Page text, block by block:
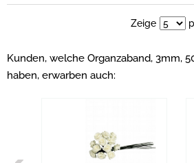
Zeige
Kunden, welche Organzaband, 3mm,
haben, erwarben auch: